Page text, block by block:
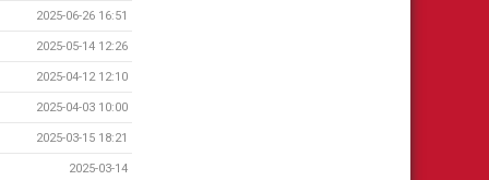
2025-06-26 16:51
2025-05-14 12:26
2025-04-12 12:10
2025-04-03 10:00
2025-03-15 18:21
2025-03-14